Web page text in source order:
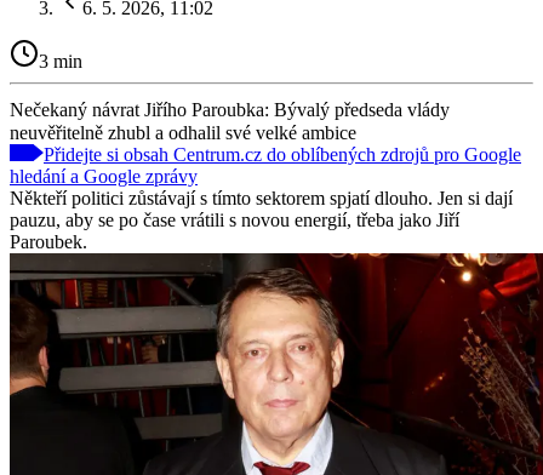
6. 5. 2026, 11:02
3 min
Nečekaný návrat Jiřího Paroubka: Bývalý předseda vlády
neuvěřitelně zhubl a odhalil své velké ambice
Přidejte si obsah Centrum.cz do oblíbených zdrojů pro Google
hledání a Google zprávy
Někteří politici zůstávají s tímto sektorem spjatí dlouho. Jen si dají
pauzu, aby se po čase vrátili s novou energií, třeba jako Jiří
Paroubek.